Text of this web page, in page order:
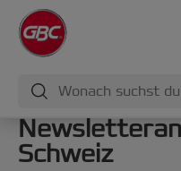
Schweiz